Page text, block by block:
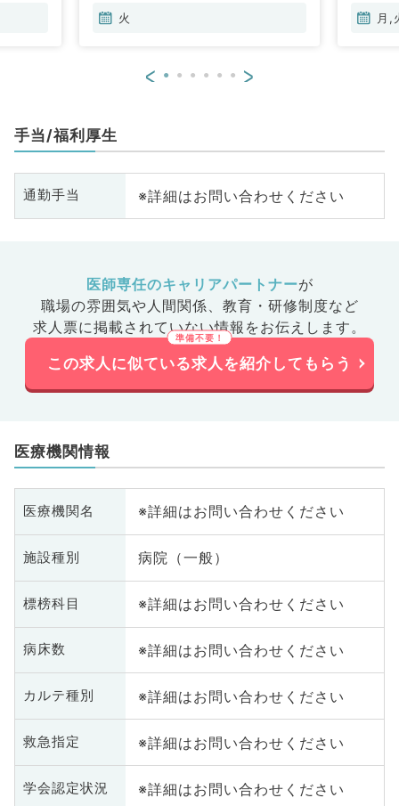
火 月,
< >
手当/福利厚生
通勤手当 ※詳細はお問い合わせください
医師専任のキャリアパートナーが
職場の雰囲気や人間関係、 教育・研修制度など
求人票に掲載されていない情報をお伝えします。
この求人に似ている求人を紹介してもらう
医療機関情報
医療機関名 ※詳細はお問い合わせください
施設種別 病院（一般）
標榜科目 ※詳細はお問い合わせください
病床数 ※詳細はお問い合わせください
カルテ種別 ※詳細はお問い合わせください
救急指定 ※詳細はお問い合わせください
学会認定状況 ※詳細はお問い合わせください